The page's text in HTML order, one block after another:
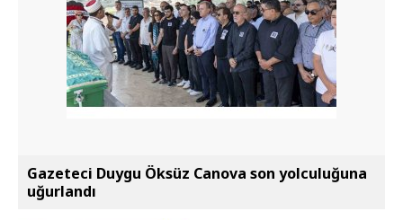
Gazeteci Duygu Öksüz Canova son yolculuğuna
uğurlandı